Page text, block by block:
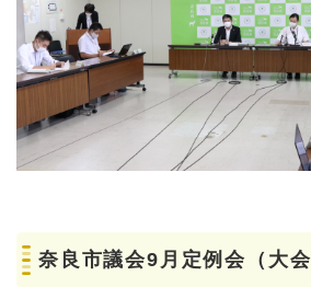
奈良市議会9月定例会（大会